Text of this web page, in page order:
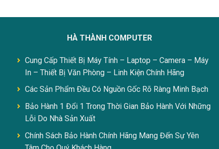
HÀ THÀNH COMPUTER
Cung Cấp Thiết Bị Máy Tính – Laptop – Camera – Máy
In – Thiết Bị Văn Phòng – Linh Kiện Chính Hãng
Các Sản Phẩm Đều Có Nguồn Gốc Rõ Ràng Minh Bạch
Bảo Hành 1 Đổi 1 Trong Thời Gian Bảo Hành Với Những
Lỗi Do Nhà Sản Xuất
Chính Sách Bảo Hành Chính Hãng Mang Đến Sự Yên